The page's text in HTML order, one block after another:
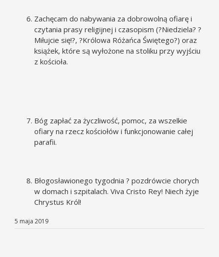
Zachęcam do nabywania za dobrowolną ofiarę i
czytania prasy religijnej i czasopism (?Niedziela? ?
Miłujcie się!?, ?Królowa Różańca Świętego?) oraz
książek, które są wyłożone na stoliku przy wyjściu
z kościoła.
Bóg zapłać za życzliwość, pomoc, za wszelkie
ofiary na rzecz kościołów i funkcjonowanie całej
parafii.
Błogosławionego tygodnia ? pozdrówcie chorych
w domach i szpitalach. Viva Cristo Rey! Niech żyje
Chrystus Król!
5 maja 2019